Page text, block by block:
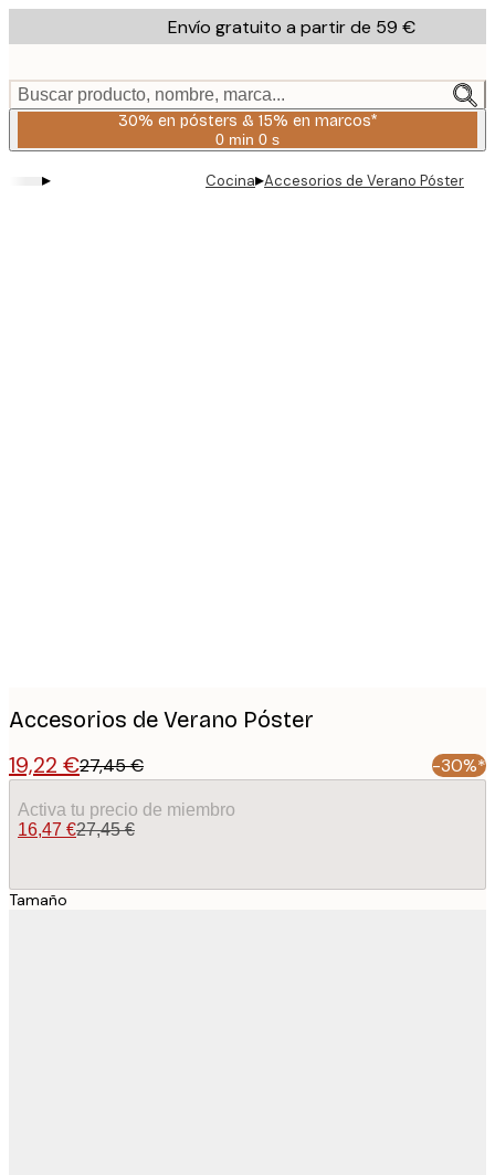
to
content.
Envío gratuito a partir de 59 €
Buscar producto, nombre, marca...
30% en pósters & 15% en marcos*
0 min 0 s
Válido
2026-
▸ Cocina▸Accesorios de Verano Póster
Accesorios de Verano Póster
19,22 €27,45 € -30%*
Activa tu precio de miembro
16,47 €27,45 €
Tamaño